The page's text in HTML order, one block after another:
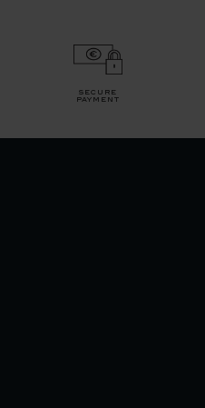
secure
payment